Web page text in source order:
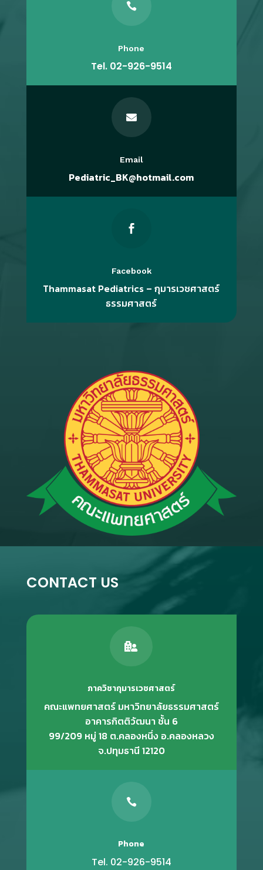

Phone
Tel. 02-926-9514

Email
Pediatric_BK@hotmail.com

Facebook
Thammasat Pediatrics – กุมารเวชศาสตร์
ธรรมศาสตร์
CONTACT US

ภาควิชากุมารเวชศาสตร์
คณะแพทยศาสตร์ มหาวิทยาลัยธรรมศาสตร์
อาคารกิตติวัฒนา ชั้น 6
99/209 หมู่ 18 ต.คลองหนึ่ง อ.คลองหลวง
จ.ปทุมธานี 12120

Phone
Tel. 02-926-9514